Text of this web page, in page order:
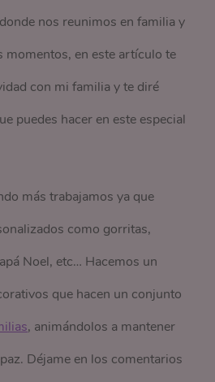
nos reunimos en familia y
en este artículo te
con mi familia y te diré
puedes hacer en este especial
más trabajamos ya que
como gorritas,
Noel, etc… Hacemos un
que hacen un conjunto
, animándolos a mantener
Déjame en los comentarios